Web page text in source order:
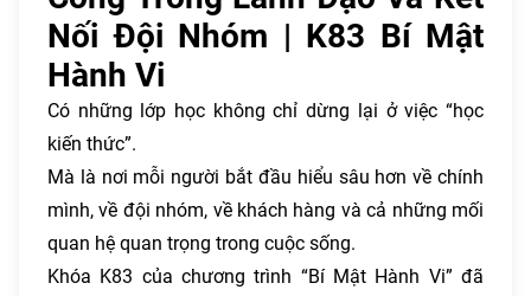
Nối Đội Nhóm | K83 Bí Mật
Hành Vi
Có những lớp học không chỉ dừng lại ở việc “học
kiến thức”.
Mà là nơi mỗi người bắt đầu hiểu sâu hơn về chính
mình, về đội nhóm, về khách hàng và cả những mối
quan hệ quan trọng trong cuộc sống.
Khóa K83 của chương trình “Bí Mật Hành Vi” đã